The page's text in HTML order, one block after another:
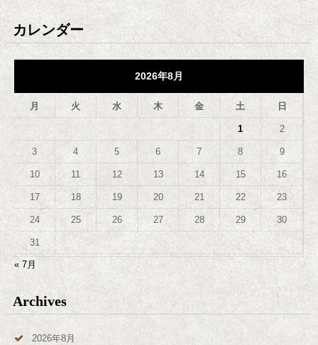
カレンダー
2026年8月
月 火 水 木 金 土 日
1 2
3 4 5 6 7 8 9
10 11 12 13 14 15 16
17 18 19 20 21 22 23
24 25 26 27 28 29 30
31
« 7月
Archives
2026年8月